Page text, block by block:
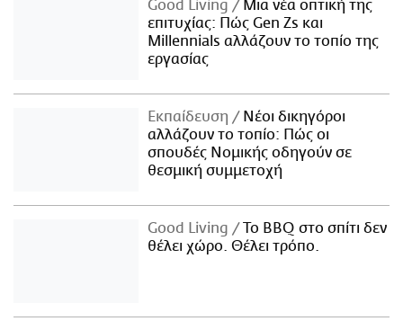
Good Living
Μια νέα οπτική της
επιτυχίας: Πώς Gen Zs και
Millennials αλλάζουν το τοπίο της
εργασίας
Εκπαίδευση
Νέοι δικηγόροι
αλλάζουν το τοπίο: Πώς οι
σπουδές Νομικής οδηγούν σε
θεσμική συμμετοχή
Good Living
Το BBQ στο σπίτι δεν
θέλει χώρο. Θέλει τρόπο.